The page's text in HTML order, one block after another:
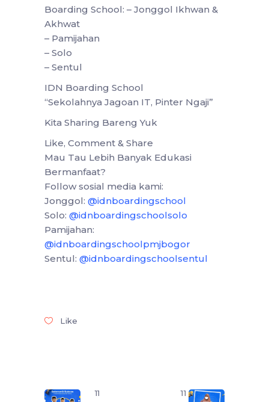
Boarding School: – Jonggol Ikhwan &
Akhwat
– Pamijahan
– Solo
– Sentul
IDN Boarding School
“Sekolahnya Jagoan IT, Pinter Ngaji”
Kita Sharing Bareng Yuk
Like, Comment & Share
Mau Tau Lebih Banyak Edukasi
Bermanfaat?
Follow sosial media kami:
Jonggol: @idnboardingschool
Solo: @idnboardingschoolsolo
Pamijahan:
@idnboardingschoolpmjbogor
Sentul: @idnboardingschoolsentul
Like
11
11